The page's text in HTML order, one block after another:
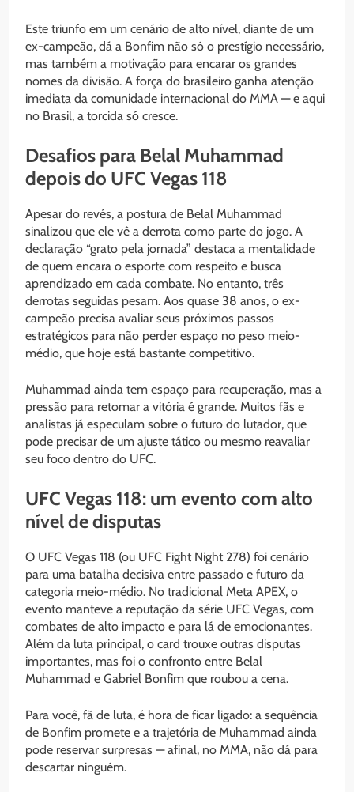
Este triunfo em um cenário de alto nível, diante de um
ex-campeão, dá a Bonfim não só o prestígio necessário,
mas também a motivação para encarar os grandes
nomes da divisão. A força do brasileiro ganha atenção
imediata da comunidade internacional do MMA — e aqui
no Brasil, a torcida só cresce.
Desafios para Belal Muhammad
depois do UFC Vegas 118
Apesar do revés, a postura de Belal Muhammad
sinalizou que ele vê a derrota como parte do jogo. A
declaração “grato pela jornada” destaca a mentalidade
de quem encara o esporte com respeito e busca
aprendizado em cada combate. No entanto, três
derrotas seguidas pesam. Aos quase 38 anos, o ex-
campeão precisa avaliar seus próximos passos
estratégicos para não perder espaço no peso meio-
médio, que hoje está bastante competitivo.
Muhammad ainda tem espaço para recuperação, mas a
pressão para retomar a vitória é grande. Muitos fãs e
analistas já especulam sobre o futuro do lutador, que
pode precisar de um ajuste tático ou mesmo reavaliar
seu foco dentro do UFC.
UFC Vegas 118: um evento com alto
nível de disputas
O UFC Vegas 118 (ou UFC Fight Night 278) foi cenário
para uma batalha decisiva entre passado e futuro da
categoria meio-médio. No tradicional Meta APEX, o
evento manteve a reputação da série UFC Vegas, com
combates de alto impacto e para lá de emocionantes.
Além da luta principal, o card trouxe outras disputas
importantes, mas foi o confronto entre Belal
Muhammad e Gabriel Bonfim que roubou a cena.
Para você, fã de luta, é hora de ficar ligado: a sequência
de Bonfim promete e a trajetória de Muhammad ainda
pode reservar surpresas — afinal, no MMA, não dá para
descartar ninguém.